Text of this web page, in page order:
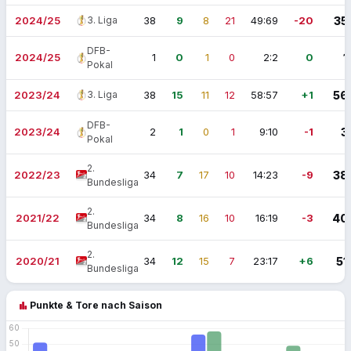
2024/25 3. Liga 38 9 8 21 49:69 -20 35
2024/25
DFB-
Pokal
1 0 1 0 2:2 0 1
2023/24 3. Liga 38 15 11 12 58:57 +1 56
2023/24
DFB-
Pokal
2 1 0 1 9:10 -1 3
2022/23
2.
Bundesliga
34 7 17 10 14:23 -9 38
2021/22
2.
Bundesliga
34 8 16 10 16:19 -3 40
2020/21
2.
Bundesliga
34 12 15 7 23:17 +6 51
bar_chart Punkte & Tore nach Saison